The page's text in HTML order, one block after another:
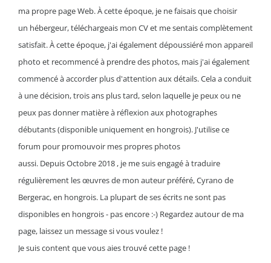
ma propre page Web.À cette époque, je ne faisais que choisir
un hébergeur, téléchargeais mon CV et me sentais complètement
satisfait.À cette époque, j'ai également dépoussiéré mon appareil
photo et recommencé à prendre des photos, mais j'ai également
commencé à accorder plus d'attention aux détails.Cela a conduit
à une décision, trois ans plus tard, selon laquelle je peux ou ne
peux pas donner matière à réflexion aux photographes
débutants(disponible uniquement en hongrois). J'utilise ce
forum pour promouvoir mes propres photos
aussi. DepuisOctobre 2018 , je me suis engagé à traduire
régulièrement les œuvres de mon auteur préféré, Cyrano de
Bergerac, en hongrois. La plupart de ses écrits ne sont pas
disponibles en hongrois - pas encore :-) Regardez autour de ma
page, laissez un message si vous voulez !
Je suis content que vous aies trouvé cette page !